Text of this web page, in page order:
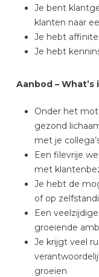
Je bent
klanten naar
Je hebt
Je hebt
Aanbod – What’s
Onder het
gezond
met je
Een filevrije
met
Je hebt de
of op
Een
groeiende
Je krijgt veel
groeien